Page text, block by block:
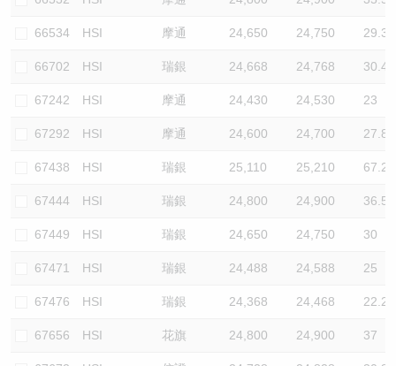
66534 HSI 摩通 24,650 24,750 29.3
66702 HSI 瑞銀 24,668 24,768 30.4
67242 HSI 摩通 24,430 24,530 23
67292 HSI 摩通 24,600 24,700 27.8
67438 HSI 瑞銀 25,110 25,210 67.2
67444 HSI 瑞銀 24,800 24,900 36.5
67449 HSI 瑞銀 24,650 24,750 30
67471 HSI 瑞銀 24,488 24,588 25
67476 HSI 瑞銀 24,368 24,468 22.2
67656 HSI 花旗 24,800 24,900 37